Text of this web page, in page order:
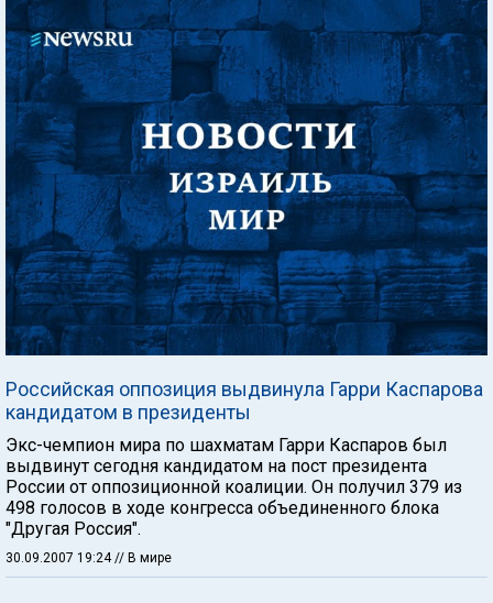
Российская оппозиция выдвинула Гарри Каспарова
кандидатом в президенты
Экс-чемпион мира по шахматам Гарри Каспаров был
выдвинут сегодня кандидатом на пост президента
России от оппозиционной коалиции. Он получил 379 из
498 голосов в ходе конгресса объединенного блока
"Другая Россия".
30.09.2007 19:24 // В мире